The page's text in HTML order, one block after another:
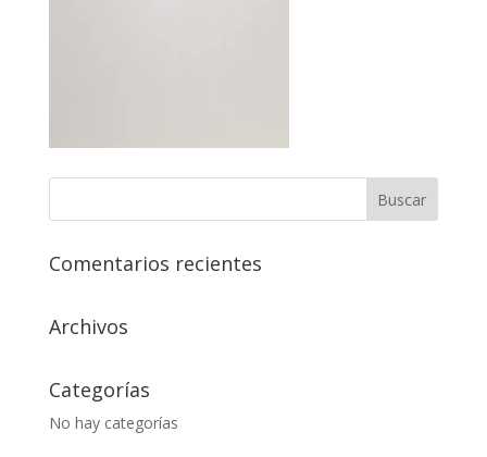
Comentarios recientes
Archivos
Categorías
No hay categorías